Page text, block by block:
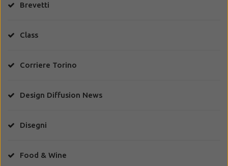
Brevetti
Class
Corriere Torino
Design Diffusion News
Disegni
Food & Wine